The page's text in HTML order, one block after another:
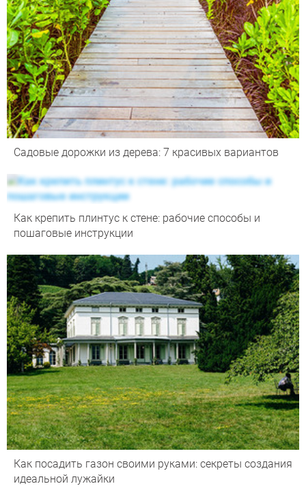
Садовые дорожки из дерева: 7 красивых вариантов
Как крепить плинтус к стене: рабочие способы и
пошаговые инструкции
Как посадить газон своими руками: секреты создания
идеальной лужайки